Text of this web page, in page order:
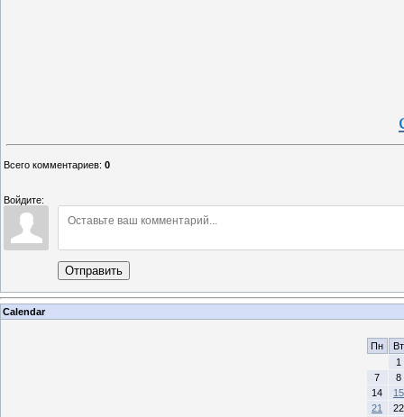
Всего комментариев: 0
Войдите:
Отправить
Calendar
Пн
Вт
1
7
8
14
15
21
22